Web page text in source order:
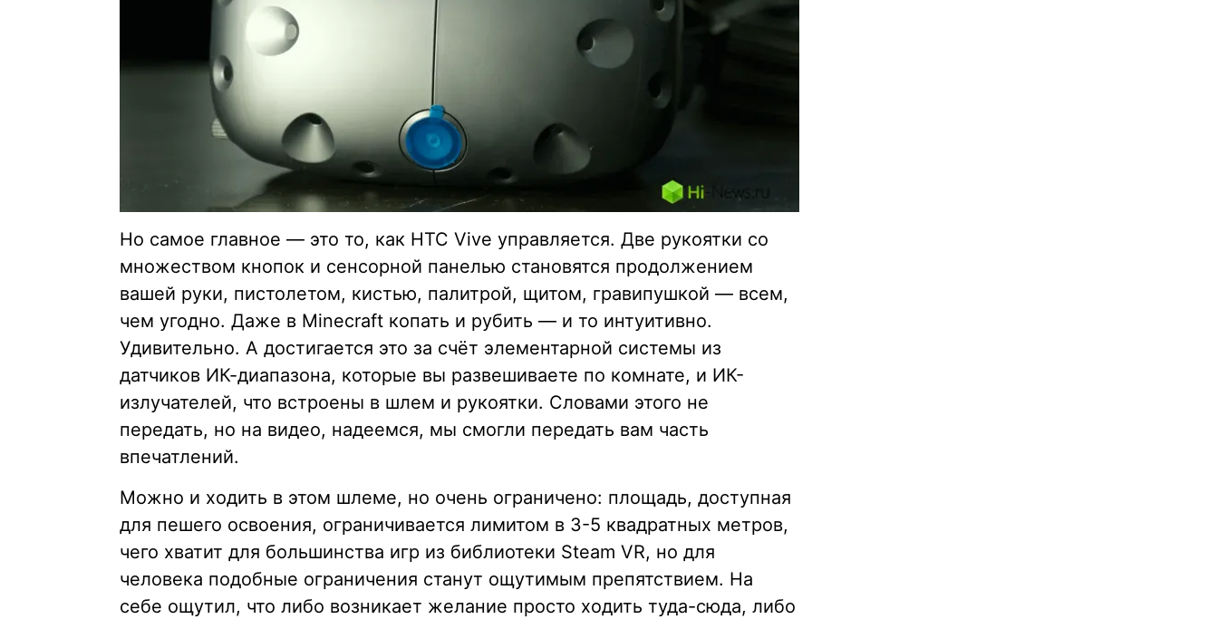
Но самое главное — это то, как HTC Vive управляется. Две рукоятки со
множеством кнопок и сенсорной панелью становятся продолжением
вашей руки, пистолетом, кистью, палитрой, щитом, гравипушкой — всем,
чем угодно. Даже в Minecraft копать и рубить — и то интуитивно.
Удивительно. А достигается это за счёт элементарной системы из
датчиков ИК-диапазона, которые вы развешиваете по комнате, и ИК-
излучателей, что встроены в шлем и рукоятки. Словами этого не
передать, но на видео, надеемся, мы смогли передать вам часть
впечатлений.
Можно и ходить в этом шлеме, но очень ограничено: площадь, доступная
для пешего освоения, ограничивается лимитом в 3-5 квадратных метров,
чего хватит для большинства игр из библиотеки Steam VR, но для
человека подобные ограничения станут ощутимым препятствием. На
себе ощутил, что либо возникает желание просто ходить туда-сюда, либо